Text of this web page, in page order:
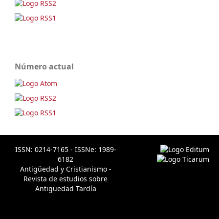
Número actual
ISSN: 0214-7165 - ISSNe: 1989-
6182
Antigüedad y Cristianismo -
Revista de estudios sobre
Antigüedad Tardía